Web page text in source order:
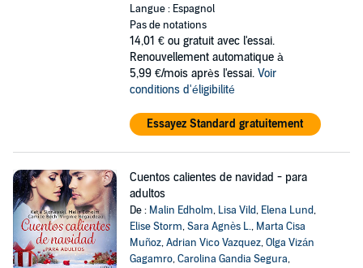
Langue : Espagnol
Pas de notations
14,01 € ou gratuit avec l'essai.
Renouvellement automatique à
5,99 €/mois après l'essai. Voir
conditions d'éligibilité
Essayez Standard gratuitement
Cuentos calientes de navidad - para
adultos
De : Malin Edholm, Lisa Vild, Elena Lund,
Elise Storm,Sara Agnès L., Marta Cisa
Muñoz,Adrian Vico Vazquez,Olga Vizán
Gagamro,Carolina Gandia Segura,